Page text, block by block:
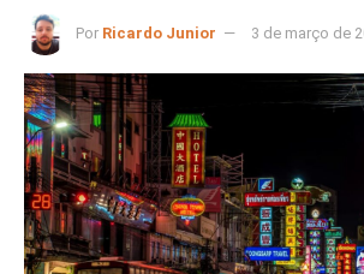
Por Ricardo Junior 3 de março de